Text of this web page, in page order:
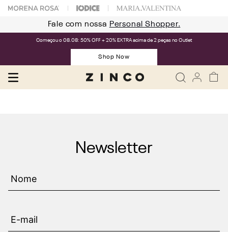
Fale com nossa Personal Shopper.
Começou o 08.08: 50% OFF + 20% EXTRA acima de 2 peças no Outlet
Shop Now
Newsletter